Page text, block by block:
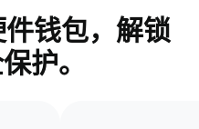
钱包，解锁
护。